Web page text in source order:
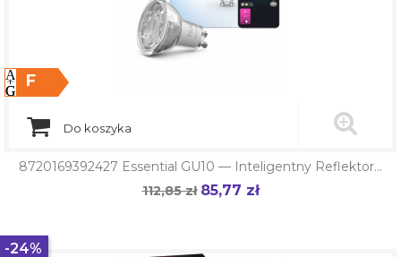
Do koszyka
8720169392427 Essential GU10 — Inteligentny Reflektor...
Cena
112,85 zł Cena
85,77 zł
F
-24%